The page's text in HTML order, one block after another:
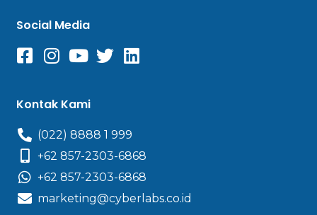
Social Media
Kontak Kami
(022) 8888 1 999
+62 857-2303-6868
+62 857-2303-6868
marketing@cyberlabs.co.id